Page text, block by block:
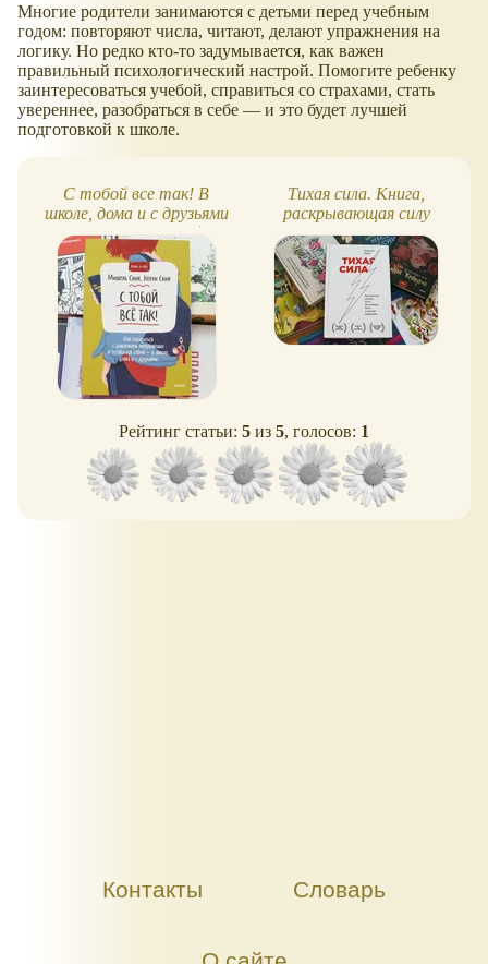
Многие родители занимаются с детьми перед учебным
годом: повторяют числа, читают, делают упражнения на
логику. Но редко кто-то задумывается, как важен
правильный психологический настрой. Помогите ребенку
заинтересоваться учебой, справиться со страхами, стать
увереннее, разобраться в себе — и это будет лучшей
подготовкой к школе.
С тобой все так! В
школе, дома и с друзьями
- остаемся собой
Тихая сила. Книга,
раскрывающая силу
интровертов (обзор)
Рейтинг статьи: 5 из 5, голосов: 1
Контакты Словарь